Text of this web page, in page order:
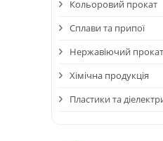
Кольоровий прокат
Сплави та припої
Нержавіючий прокат
Хімічна продукція
Пластики та